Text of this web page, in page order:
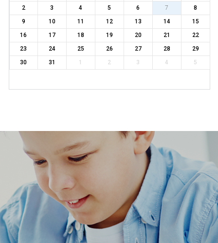
2
3 4 5 6 7
8
9
10 11 12 13 14
15
16
17 18 19 20 21
22
23
24 25 26 27 28
29
30
31 1 2 3 4 5